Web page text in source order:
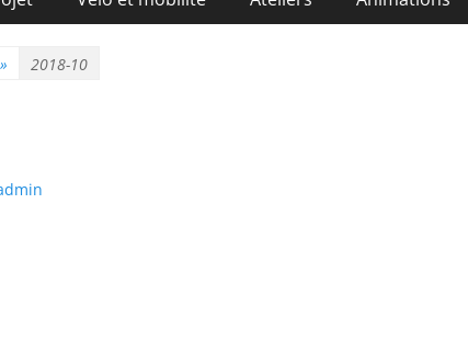
» 2018-10